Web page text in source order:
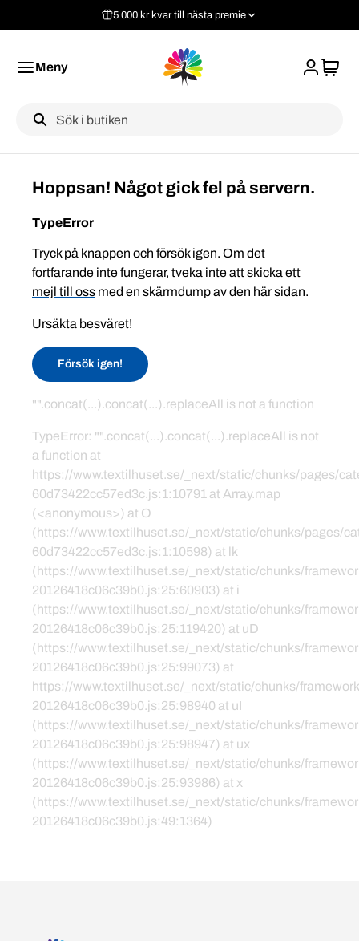
5 000 kr kvar till nästa premie
Meny
Label
Hoppsan! Något gick fel på servern.
TypeError
Tryck på knappen och försök igen. Om det
fortfarande inte fungerar, tveka inte attskicka ett
mejl till oss med en skärmdump av den här sidan.
Ursäkta besväret!
Försök igen!
"".concat(...).concat(...).replaceAll is not a function
TypeError: "".concat(...).concat(...).replaceAll is not
a function at
https://www.textilhuset.se/_next/static/chunks/pages/
60d73422cc57ed3c.js:1:10791 at Array.map
(<anonymous>) at O
(https://www.textilhuset.se/_next/static/chunks/pages/
60d73422cc57ed3c.js:1:10598) at lk
(https://www.textilhuset.se/_next/static/chunks/
20126418c06c39b0.js:25:60903) at i
(https://www.textilhuset.se/_next/static/chunks/
20126418c06c39b0.js:25:119420) at uD
(https://www.textilhuset.se/_next/static/chunks/
20126418c06c39b0.js:25:99073) at
https://www.textilhuset.se/_next/static/chunks/
20126418c06c39b0.js:25:98940 at uI
(https://www.textilhuset.se/_next/static/chunks/
20126418c06c39b0.js:25:98947) at ux
(https://www.textilhuset.se/_next/static/chunks/
20126418c06c39b0.js:25:93986) at x
(https://www.textilhuset.se/_next/static/chunks/
20126418c06c39b0.js:49:1364)